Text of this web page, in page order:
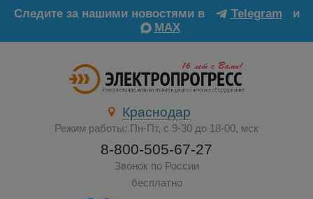
Следите за нашими новостями в Telegram
и
MAX
Краснодар
Режим работы: Пн-Пт, с 9-30 до 18-00, мск
8-800-505-67-27
Звонок по России
бесплатно